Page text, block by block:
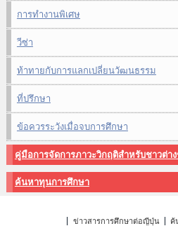
การทำงานพิเศษ
วีซ่า
ท้าทายกับการแลกเปลี่ยนวัฒนธรรม
ที่ปรึกษา
ข้อควรระวังเมื่อจบการศึกษา
คู่มือการจัดการภาวะวิกฤติสำหรับชาวต่า
ค้นหาทุนการศึกษา
ข่าวสารการศึกษาต่อญี่ปุ่น
ค้